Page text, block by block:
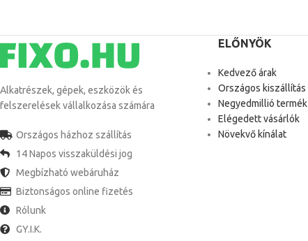
Alkatrészek, gépek, eszközök és
felszerelések vállalkozása számára
Országos házhoz szállítás
14 Napos visszaküldési jog
Megbízható webáruház
Biztonságos online fizetés
Rólunk
GY.I.K.
ELŐNYÖK
Kedvező árak
Országos kiszállítás
Negyedmillió termék
Elégedett vásárlók
Növekvő kínálat